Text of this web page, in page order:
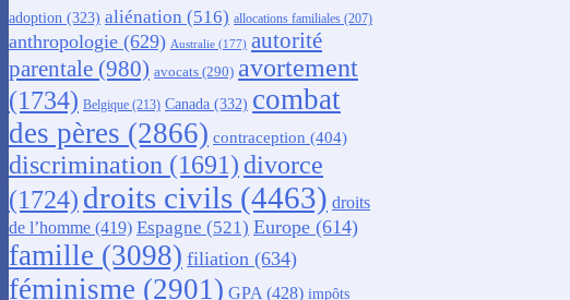
adoption (323) aliénation (516) allocations familiales (207)
anthropologie (629) Australie (177) autorité
parentale (980) avocats (290) avortement
(1734) Belgique (213) Canada (332) combat
des pères (2866) contraception (404)
discrimination (1691) divorce
(1724) droits civils (4463) droits
de l’homme (419) Espagne (521) Europe (614)
famille (3098) filiation (634)
féminisme (2901) GPA (428) impôts